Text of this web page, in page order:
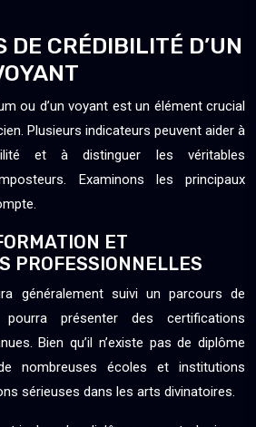
DE CRÉDIBILITÉ D’UN
ou d’un voyant est un élément crucial
Plusieurs indicateurs peuvent aider à
et à distinguer les véritables
Examinons les principaux
ET
PROFESSIONNELLES
généralement suivi un parcours de
présenter des certifications
Bien qu’il n’existe pas de diplôme
nombreuses écoles et institutions
sérieuses dans les arts divinatoires.